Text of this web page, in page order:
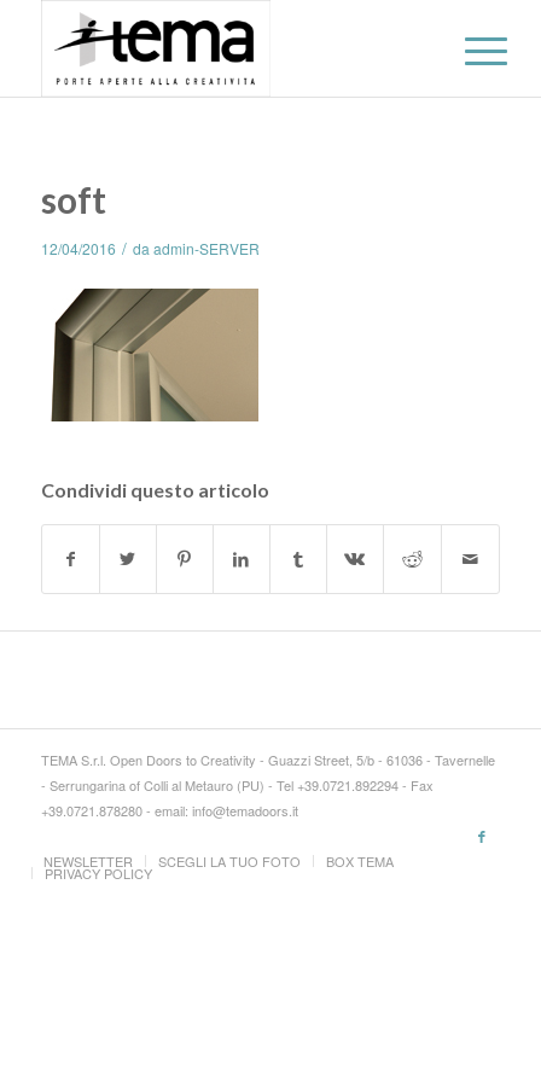
soft
12/04/2016 / da admin-SERVER
Condividi questo articolo
TEMA S.r.l. Open Doors to Creativity - Guazzi Street, 5/b - 61036 - Tavernelle
- Serrungarina of Colli al Metauro (PU) - Tel +39.0721.892294 - Fax
+39.0721.878280 - email: info@temadoors.it
NEWSLETTER SCEGLI LA TUO FOTO BOX TEMA
PRIVACY POLICY